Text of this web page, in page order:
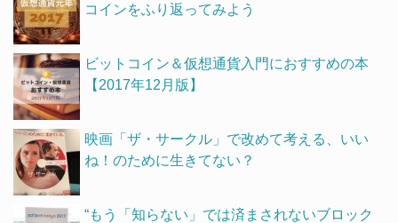
コインをふり返ってみよう
ビットコイン＆仮想通貨入門におすすめの本
【2017年12月版】
映画「ザ・サークル」で改めて考える、いい
ね！のために生きてない？
“もう「知らない」では済まされないブロック